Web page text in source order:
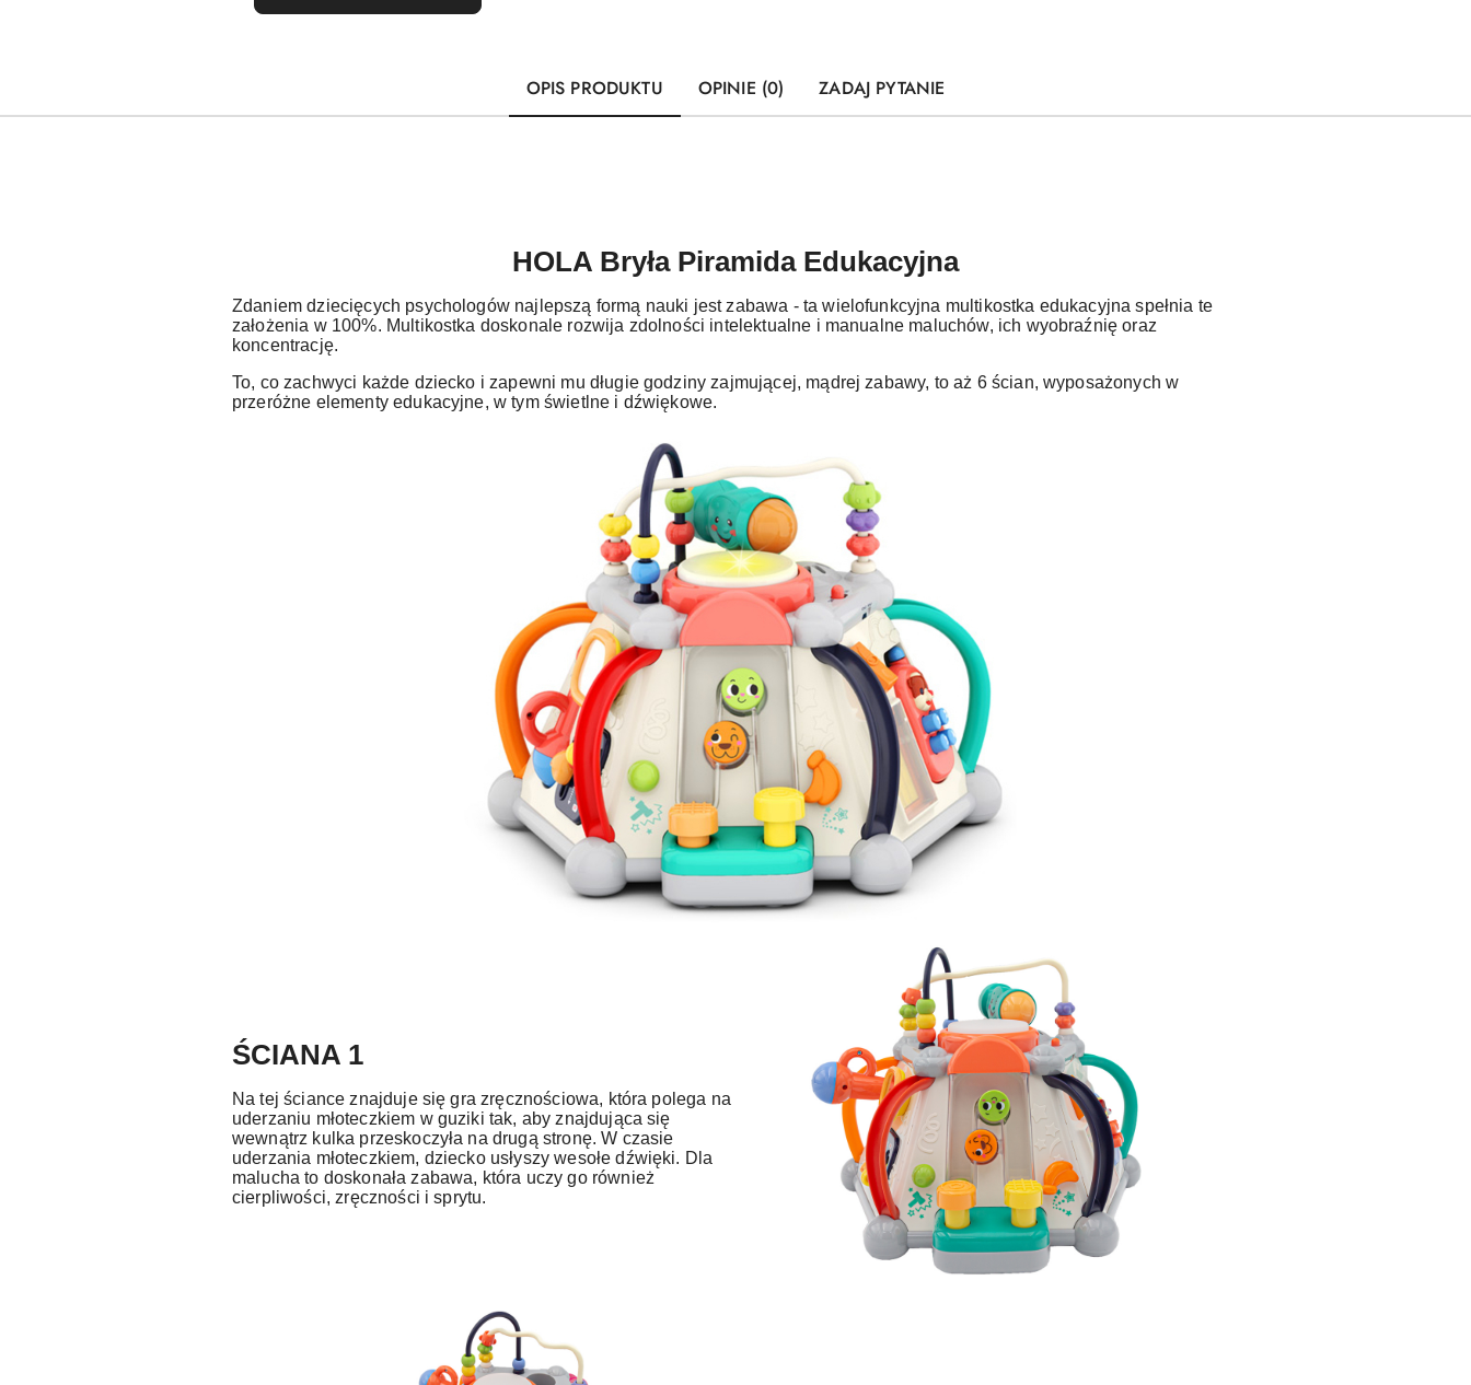
OPIS PRODUKTU OPINIE (0) ZADAJ PYTANIE
HOLA Bryła Piramida Edukacyjna
Zdaniem dziecięcych psychologów najlepszą formą nauki jest zabawa - ta wielofunkcyjna multikostka edukacyjna spełnia te
założenia w 100%. Multikostka doskonale rozwija zdolności intelektualne i manualne maluchów, ich wyobraźnię oraz
koncentrację.
To, co zachwyci każde dziecko i zapewni mu długie godziny zajmującej, mądrej zabawy, to aż 6 ścian, wyposażonych w
przeróżne elementy edukacyjne, w tym świetlne i dźwiękowe.
ŚCIANA 1
Na tej ściance znajduje się gra zręcznościowa, która polega na
uderzaniu młoteczkiem w guziki tak, aby znajdująca się
wewnątrz kulka przeskoczyła na drugą stronę. W czasie
uderzania młoteczkiem, dziecko usłyszy wesołe dźwięki. Dla
malucha to doskonała zabawa, która uczy go również
cierpliwości, zręczności i sprytu.